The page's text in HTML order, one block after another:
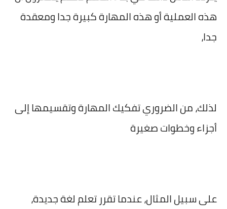
هذه العملية أو هذه المهارة كبيرة جدا ومعقدة
جدا،
لذلك، من الضروري تفكيك المهارة وتقسيمها إلى
أجزاء وخطوات صغيرة
على سبيل المثال، عندما تقرر تعلم لغة جديدة،